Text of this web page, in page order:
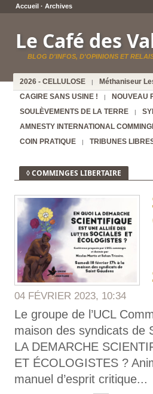
Accueil · Archives
Le Café des
BLOG D'INFOS, D'OPINIONS ET
2026 - CELLULOSE | Méthaniseur
CAGIRE SANS USINE !
| NOUVEAU
SOULÈVEMENTS DE LA TERRE
|
AMNESTY INTERNATIONAL
COIN PRATIQUE
| TRIBUNES
◊ COMMINGES LIBERTAIRE
04 FÉVRIER 2023, 10:34
Le groupe de l’UCL
maison des syndicats de
LA DEMARCHE
ET ÉCOLOGISTES ?
manuel d’esprit critique...